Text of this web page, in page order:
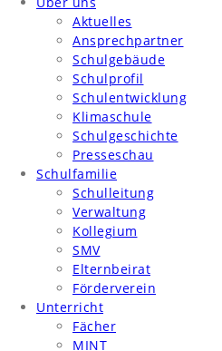
Aktuelles
Ansprechpartner
Schulgebäude
Schulprofil
Schulentwicklung
Klimaschule
Schulgeschichte
Presseschau
Schulfamilie
Schulleitung
Verwaltung
Kollegium
SMV
Elternbeirat
Förderverein
Unterricht
Fächer
MINT